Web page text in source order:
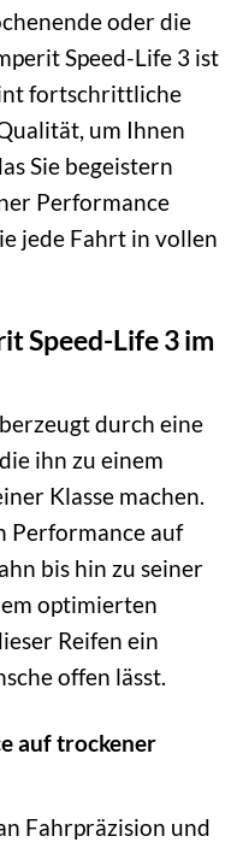
oder die
Speed-Life 3 ist
fortschrittliche
um Ihnen
Sie begeistern
Performance
jede Fahrt in vollen
Speed-Life 3 im
durch eine
ihn zu einem
Klasse machen.
Performance auf
bis hin zu seiner
optimierten
Reifen ein
offen lässt.
auf trockener
Fahrpräzision und